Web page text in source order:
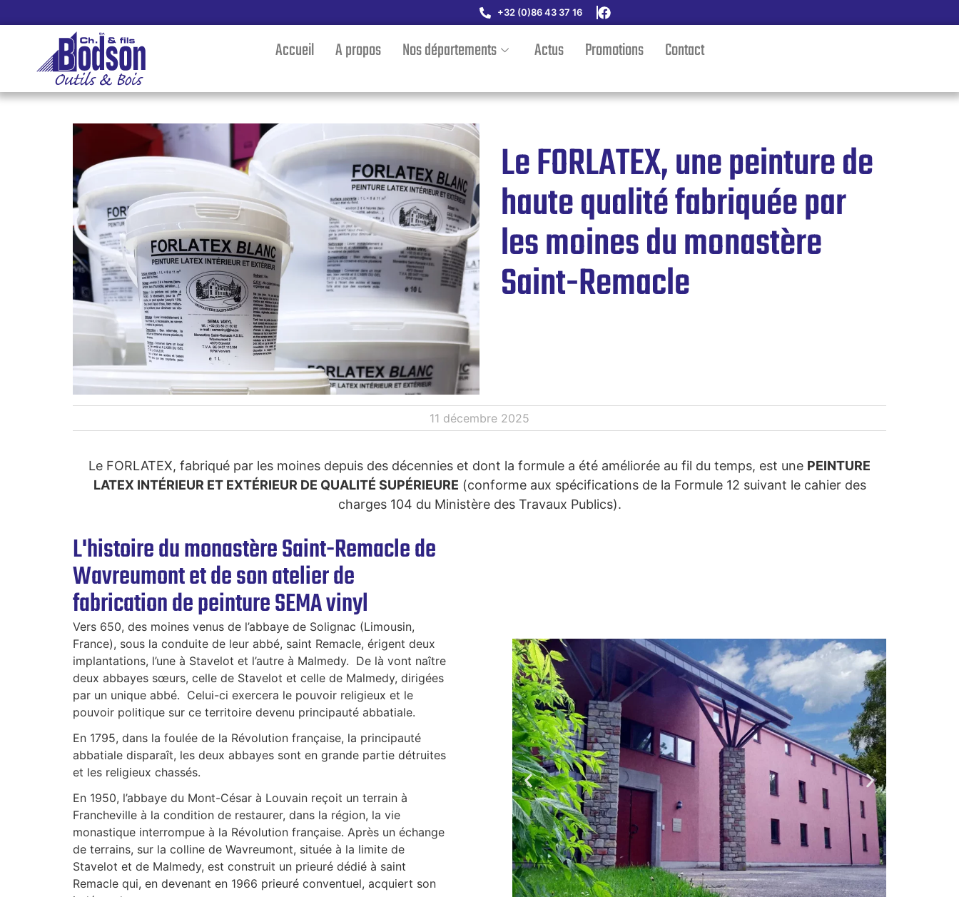
+32 (0)86 43 37 16
Accueil A propos Nos départements Actus Promotions Contact
Le FORLATEX, une peinture de
haute qualité fabriquée par
les moines du monastère
Saint-Remacle
11 décembre 2025
Le FORLATEX, fabriqué par les moines depuis des décennies et dont la formule a été améliorée au fil du temps, est une PEINTURE
LATEX INTÉRIEUR ET EXTÉRIEUR DE QUALITÉ SUPÉRIEURE (conforme aux spécifications de la Formule 12 suivant le cahier des
charges 104 du Ministère des Travaux Publics).
L'histoire du monastère Saint-Remacle de
Wavreumont et de son atelier de
fabrication de peinture SEMA vinyl
Vers 650, des moines venus de l’abbaye de Solignac (Limousin,
France), sous la conduite de leur abbé, saint Remacle, érigent deux
implantations, l’une à Stavelot et l’autre à Malmedy. De là vont naître
deux abbayes sœurs, celle de Stavelot et celle de Malmedy, dirigées
par un unique abbé. Celui-ci exercera le pouvoir religieux et le
pouvoir politique sur ce territoire devenu principauté abbatiale.
En 1795, dans la foulée de la Révolution française, la principauté
abbatiale disparaît, les deux abbayes sont en grande partie détruites
et les religieux chassés.
En 1950, l’abbaye du Mont-César à Louvain reçoit un terrain à
Francheville à la condition de restaurer, dans la région, la vie
monastique interrompue à la Révolution française. Après un échange
de terrains, sur la colline de Wavreumont, située à la limite de
Stavelot et de Malmedy, est construit un prieuré dédié à saint
Remacle qui, en devenant en 1966 prieuré conventuel, acquiert son